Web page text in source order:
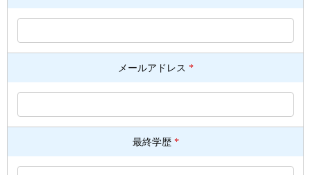
メールアドレス *
最終学歴 *